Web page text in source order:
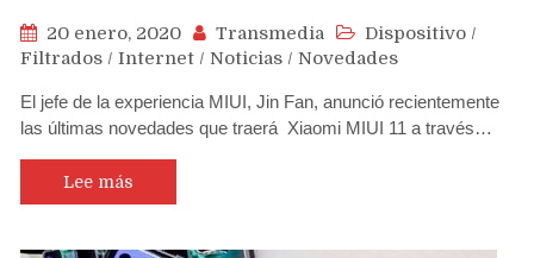
20 enero, 2020 Transmedia Dispositivo /
Filtrados / Internet / Noticias / Novedades
El jefe de la experiencia MIUI, Jin Fan, anunció recientemente
las últimas novedades que traerá Xiaomi MIUI 11 a través…
Lee más